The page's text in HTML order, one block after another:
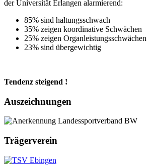
der Universität Erlangen alarmierend:
85% sind haltungsschwach
35% zeigen koordinative Schwächen
25% zeigen Organleistungsschwächen
23% sind übergewichtig
Tendenz steigend !
Auszeichnungen
Trägerverein